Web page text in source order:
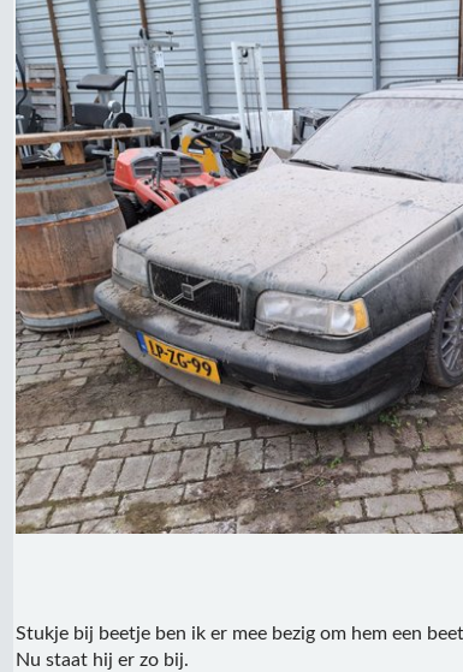
Stukje bij beetje ben ik er mee bezig om hem een
Nu staat hij er zo bij.